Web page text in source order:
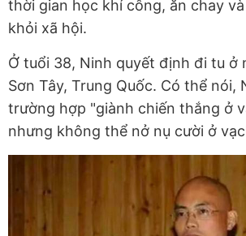
thời gian học khí công, ăn chay
khỏi xã hội.
Ở tuổi 38, Ninh quyết định đi tu ở
Sơn Tây, Trung Quốc. Có thể nói,
trường hợp "giành chiến thắng ở
nhưng không thể nở nụ cười ở